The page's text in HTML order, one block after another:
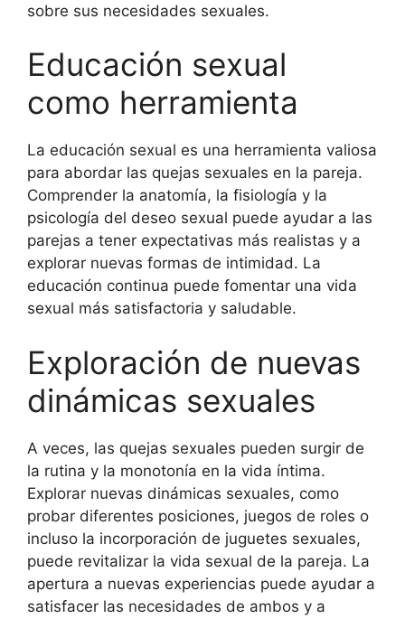
sobre sus necesidades sexuales.
Educación sexual
como herramienta
La educación sexual es una herramienta valiosa
para abordar las quejas sexuales en la pareja.
Comprender la anatomía, la fisiología y la
psicología del deseo sexual puede ayudar a las
parejas a tener expectativas más realistas y a
explorar nuevas formas de intimidad. La
educación continua puede fomentar una vida
sexual más satisfactoria y saludable.
Exploración de nuevas
dinámicas sexuales
A veces, las quejas sexuales pueden surgir de
la rutina y la monotonía en la vida íntima.
Explorar nuevas dinámicas sexuales, como
probar diferentes posiciones, juegos de roles o
incluso la incorporación de juguetes sexuales,
puede revitalizar la vida sexual de la pareja. La
apertura a nuevas experiencias puede ayudar a
satisfacer las necesidades de ambos y a